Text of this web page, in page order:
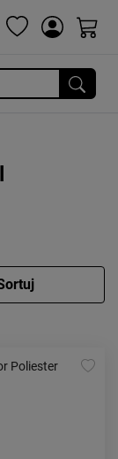
od najwyższej